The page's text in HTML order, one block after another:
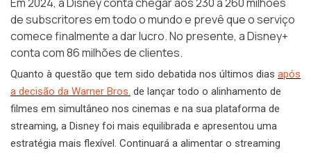
de subscritores em todo o mundo e prevê que o serviço
comece finalmente a dar lucro. No presente, a Disney+
conta com 86 milhões de clientes.
Quanto à questão que tem sido debatida nos últimos dias após
a decisão da Warner Bros. de lançar todo o alinhamento de
filmes em simultâneo nos cinemas e na sua plataforma de
streaming, a Disney foi mais equilibrada e apresentou uma
estratégia mais flexível. Continuará a alimentar o streaming